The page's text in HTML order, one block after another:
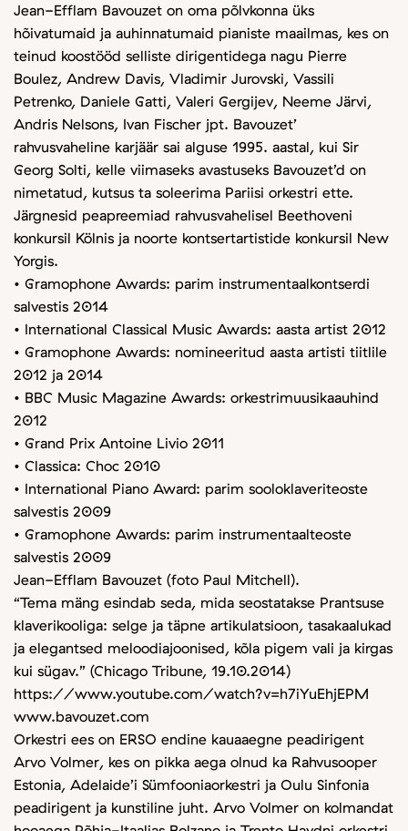
Jean-Efflam Bavouzet on oma põlvkonna üks
hõivatumaid ja auhinnatumaid pianiste maailmas, kes on
teinud koostööd selliste dirigentidega nagu Pierre
Boulez, Andrew Davis, Vladimir Jurovski, Vassili
Petrenko, Daniele Gatti, Valeri Gergijev, Neeme Järvi,
Andris Nelsons, Ivan Fischer jpt. Bavouzet’
rahvusvaheline karjäär sai alguse 1995. aastal, kui Sir
Georg Solti, kelle viimaseks avastuseks Bavouzet’d on
nimetatud, kutsus ta soleerima Pariisi orkestri ette.
Järgnesid peapreemiad rahvusvahelisel Beethoveni
konkursil Kölnis ja noorte kontsertartistide konkursil New
Yorgis.
• Gramophone Awards: parim instrumentaalkontserdi
salvestis 2014
• International Classical Music Awards: aasta artist 2012
• Gramophone Awards: nomineeritud aasta artisti tiitlile
2012 ja 2014
• BBC Music Magazine Awards: orkestrimuusikaauhind
2012
• Grand Prix Antoine Livio 2011
• Classica: Choc 2010
• International Piano Award: parim sooloklaveriteoste
salvestis 2009
• Gramophone Awards: parim instrumentaalteoste
salvestis 2009
Jean-Efflam Bavouzet (foto Paul Mitchell).
“Tema mäng esindab seda, mida seostatakse Prantsuse
klaverikooliga: selge ja täpne artikulatsioon, tasakaalukad
ja elegantsed meloodiajoonised, kõla pigem vali ja kirgas
kui sügav.” (Chicago Tribune, 19.10.2014)
https://www.youtube.com/watch?v=h7iYuEhjEPM
www.bavouzet.com
Orkestri ees on ERSO endine kauaaegne peadirigent
Arvo Volmer, kes on pikka aega olnud ka Rahvusooper
Estonia, Adelaide’i Sümfooniaorkestri ja Oulu Sinfonia
peadirigent ja kunstiline juht. Arvo Volmer on kolmandat